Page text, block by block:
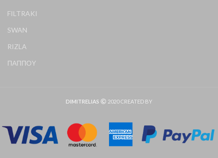
FILTRAKI
SWAN
RIZLA
ΠΑΠΠΟΥ
DIMITRELIAS 2020 CREATED BY